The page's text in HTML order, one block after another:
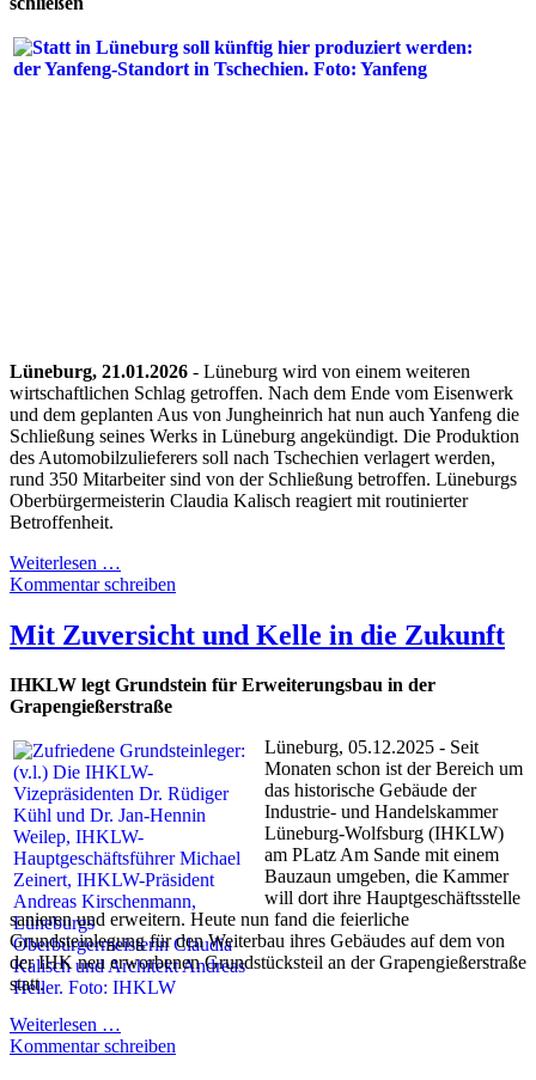
Lüneburg, 21.01.2026 - Lüneburg wird von einem weiteren
wirtschaftlichen Schlag getroffen. Nach dem Ende vom Eisenwerk
und dem geplanten Aus von Jungheinrich hat nun auch Yanfeng die
Schließung seines Werks in Lüneburg angekündigt. Die Produktion
des Automobilzulieferers soll nach Tschechien verlagert werden,
rund 350 Mitarbeiter sind von der Schließung betroffen. Lüneburgs
Oberbürgermeisterin Claudia Kalisch reagiert mit routinierter
Betroffenheit.
Weiterlesen …
Kommentar schreiben
Mit Zuversicht und Kelle in die Zukunft
IHKLW legt Grundstein für Erweiterungsbau in der
Grapengießerstraße
Lüneburg, 05.12.2025 - Seit
Monaten schon ist der Bereich um
das historische Gebäude der
Industrie- und Handelskammer
Lüneburg-Wolfsburg (IHKLW)
am PLatz Am Sande mit einem
Bauzaun umgeben, die Kammer
will dort ihre Hauptgeschäftsstelle
sanieren und erweitern. Heute nun fand die feierliche
Grundsteinlegung für den Weiterbau ihres Gebäudes auf dem von
der IHK neu erworbenen Grundstücksteil an der Grapengießerstraße
statt.
Weiterlesen …
Kommentar schreiben